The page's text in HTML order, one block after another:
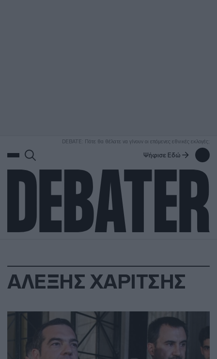
DEBATE: Πότε θα θέλατε να γίνουν οι επόμενες εθνικές εκλογές;
Ψήφισε Εδώ
ΑΛΕΞΗΣ ΧΑΡΙΤΣΗΣ